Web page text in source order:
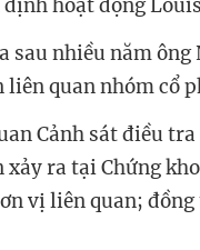
hoạt động
sau nhiều năm
quan nhóm cổ
Cảnh sát điều
xảy ra tại Chứng
vị liên quan;